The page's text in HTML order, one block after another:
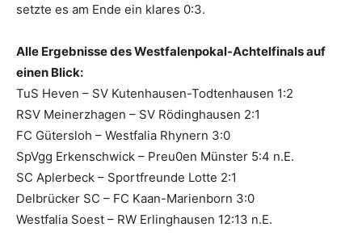
setzte es am Ende ein klares 0:3.
Alle Ergebnisse des Westfalenpokal-Achtelfinals auf
einen Blick:
TuS Heven – SV Kutenhausen-Todtenhausen 1:2
RSV Meinerzhagen – SV Rödinghausen 2:1
FC Gütersloh – Westfalia Rhynern 3:0
SpVgg Erkenschwick – Preu0en Münster 5:4 n.E.
SC Aplerbeck – Sportfreunde Lotte 2:1
Delbrücker SC – FC Kaan-Marienborn 3:0
Westfalia Soest – RW Erlinghausen 12:13 n.E.